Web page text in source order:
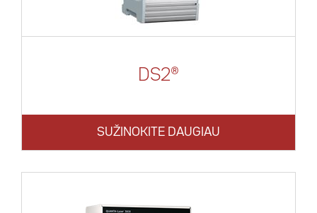
DS2®
SUŽINOKITE DAUGIAU